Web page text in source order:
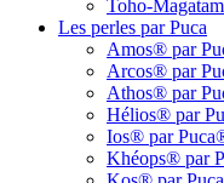
Toho-
Les perles par Puca
Amos® par
Arcos® par
Athos® par
Hélios® par
Ios® par
Khéops® par